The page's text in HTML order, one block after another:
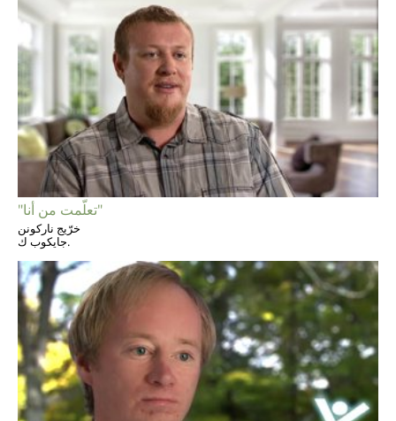
"تعلّمت من أنا"
خرّيج ناركونن
جايكوب ك.